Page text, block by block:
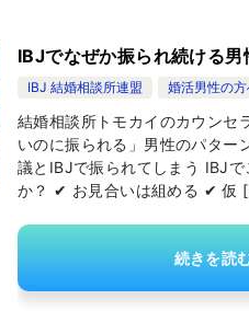
IBJでなぜか振られ続ける男
IBJ 結婚相談所連盟 婚活男性の
結婚相談所トモカイのカウンセ
いのに振られる」男性のパター
議とIBJで振られてしまう IBJ
か？ ✔ お見合いは組める ✔ 仮
続きを読